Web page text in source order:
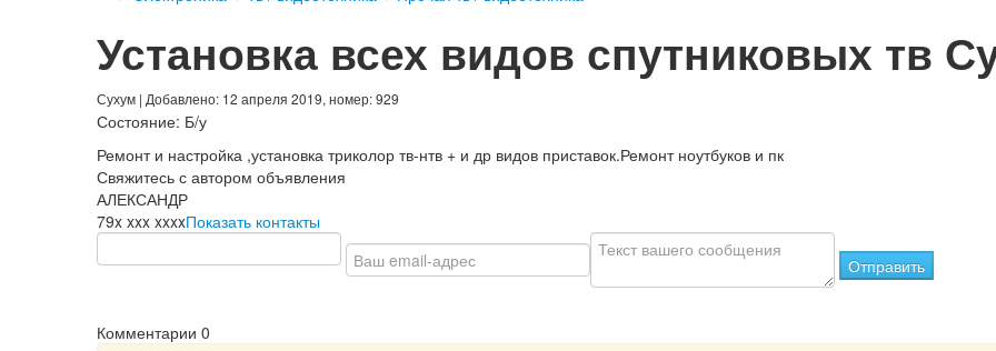
Установка всех видов спутниковых тв
Сухум | Добавлено: 12 апреля 2019, номер: 929
Состояние: Б/у
Ремонт и настройка ,установка триколор тв-нтв + и др видов приставок.Ремонт ноутбуков и пк
Свяжитесь с автором объявления
АЛЕКСАНДР
79x xxx xxxxПоказать контакты
Отправить
Комментарии 0